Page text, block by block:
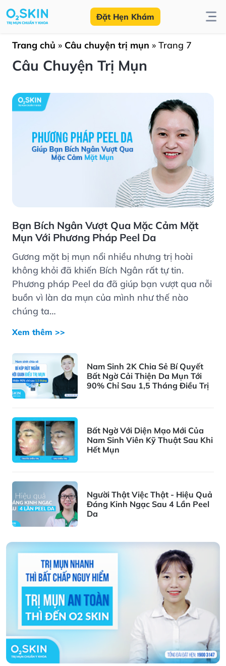
Đặt Hẹn Khám
Trang chủ » Câu chuyện trị mụn » Trang 7
Câu Chuyện Trị Mụn
Bạn Bích Ngân Vượt Qua Mặc Cảm Mặt
Mụn Với Phương Pháp Peel Da
Gương mặt bị mụn nổi nhiều nhưng trị hoài
không khỏi đã khiến Bích Ngân rất tự tin.
Phương pháp Peel da đã giúp bạn vượt qua nỗi
buồn vì làn da mụn của mình như thế nào
chúng ta…
Xem thêm >>
Nam Sinh 2K Chia Sẻ Bí Quyết
Bất Ngờ Cải Thiện Da Mụn Tới
90% Chỉ Sau 1,5 Tháng Điều Trị
Bất Ngờ Với Diện Mạo Mới Của
Nam Sinh Viên Kỹ Thuật Sau Khi
Hết Mụn
Người Thật Việc Thật - Hiệu Quả
Đáng Kinh Ngạc Sau 4 Lần Peel
Da